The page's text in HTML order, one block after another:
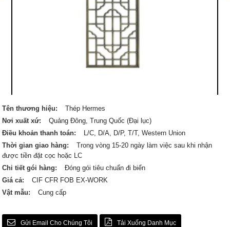
Tên thương hiệu:
Thép Hermes
Nơi xuất xứ:
Quảng Đông, Trung Quốc (Đại lục)
Điều khoản thanh toán:
L/C, D/A, D/P, T/T, Western Union
Thời gian giao hàng:
Trong vòng 15-20 ngày làm việc sau khi nhận
được tiền đặt cọc hoặc LC
Chi tiết gói hàng:
Đóng gói tiêu chuẩn đi biển
Giá cả:
CIF CFR FOB EX-WORK
Vật mẫu:
Cung cấp
Gửi Email Cho Chúng Tôi Tải Xuống Danh Mục